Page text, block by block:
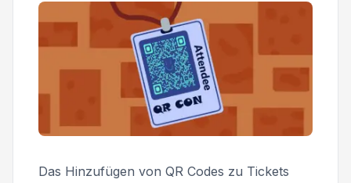
Das Hinzufügen von QR Codes zu Tickets